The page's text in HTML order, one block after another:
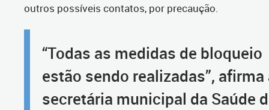
outros possíveis contatos, por precaução.
“Todas as medidas de bloqueio
estão sendo realizadas”, afirma
secretária municipal da Saúde